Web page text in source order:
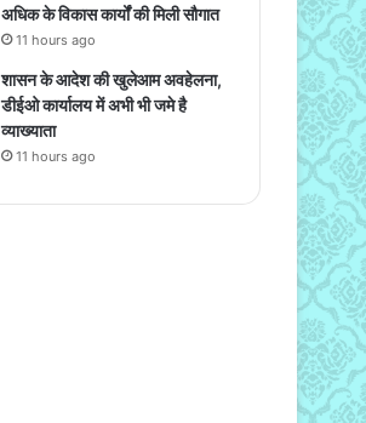
अधिक के विकास कार्यों की मिली सौगात
11 hours ago
शासन के आदेश की खुलेआम अवहेलना,
डीईओ कार्यालय में अभी भी जमे है
व्याख्याता
11 hours ago